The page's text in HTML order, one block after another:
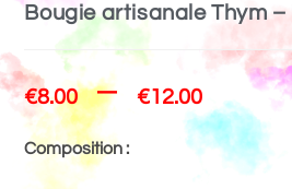
Bougie artisanale Thym –
€8.00 – €12.00
Composition :